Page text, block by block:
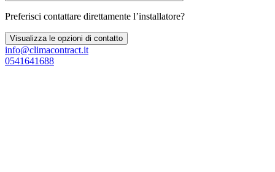
Preferisci contattare direttamente l’installatore?
Visualizza le opzioni di contatto
info@climacontract.it
0541641688